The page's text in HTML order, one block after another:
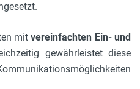
mitvereinfachten Ein- und
gewährleistet diese